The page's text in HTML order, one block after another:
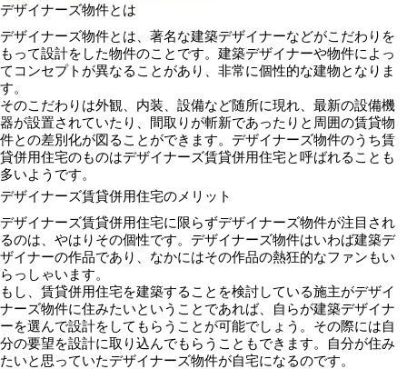
デザイナーズ物件とは
デザイナーズ物件とは、著名な建築デザイナーなどがこだわりを
もって設計をした物件のことです。建築デザイナーや物件によっ
てコンセプトが異なることがあり、非常に個性的な建物となりま
す。
そのこだわりは外観、内装、設備など随所に現れ、最新の設備機
器が設置されていたり、間取りが斬新であったりと周囲の賃貸物
件との差別化が図ることができます。デザイナーズ物件のうち賃
貸併用住宅のものはデザイナーズ賃貸併用住宅と呼ばれることも
多いようです。
デザイナーズ賃貸併用住宅のメリット
デザイナーズ賃貸併用住宅に限らずデザイナーズ物件が注目され
るのは、やはりその個性です。デザイナーズ物件はいわば建築デ
ザイナーの作品であり、なかにはその作品の熱狂的なファンもい
らっしゃいます。
もし、賃貸併用住宅を建築することを検討している施主がデザイ
ナーズ物件に住みたいということであれば、自らが建築デザイナ
ーを選んで設計をしてもらうことが可能でしょう。その際には自
分の要望を設計に取り込んでもらうこともできます。自分が住み
たいと思っていたデザイナーズ物件が自宅になるのです。